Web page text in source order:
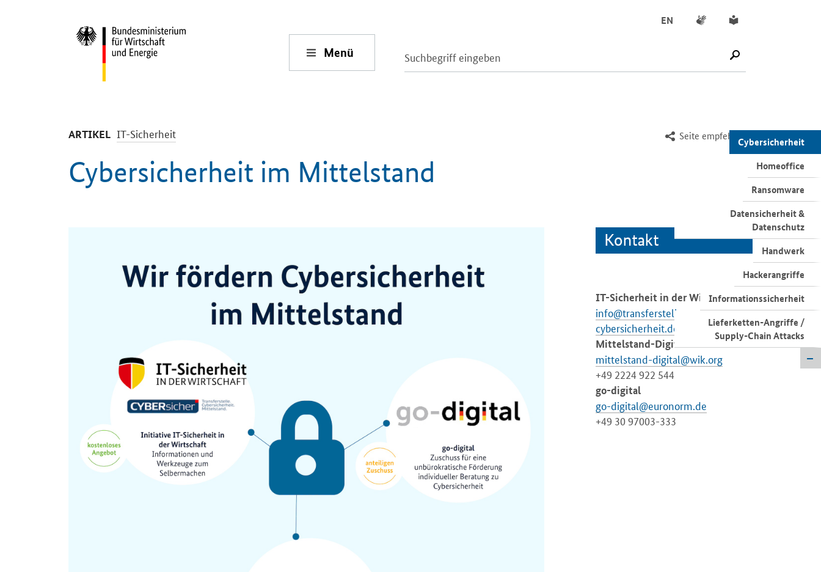
Menü SUCHE STARTEN
EN Gebärdensprache
Leichte Sprache
Cybersicherheit
Homeoffice
Ransomware
Datensicherheit &
Datenschutz
Handwerk
Hackerangriffe
Informationssicherheit
Lieferketten-Angriffe /
Supply-Chain Attacks
Seite empfehlen
ARTIKEL -
IT-Sicherheit
Cybersicherheit im Mittelstand
IT-Sicherheit in der Wirtschaft
info@transferstelle-
cybersicherheit.de
Mittelstand-Digital
mittelstand-digital@wik.org
+49 2224 922 544
go-digital
go-digital@euronorm.de
+49 30 97003-333